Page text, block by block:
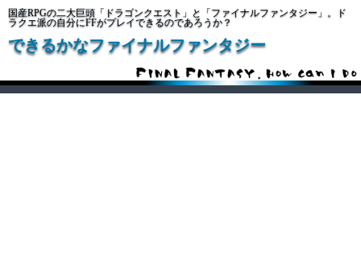
国産RPGの二大巨頭「ドラゴンクエスト」と「ファイナルファンタジー」。ド
ラクエ派の自分にFFがプレイできるのであろうか？
できるかなファイナルファンタジー